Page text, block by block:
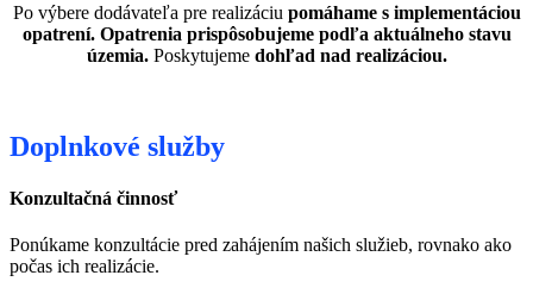
Po výbere dodávateľa pre realizáciu pomáhame s implementáciou
opatrení. Opatrenia prispôsobujeme podľa aktuálneho stavu
územia. Poskytujeme dohľad nad realizáciou.
Doplnkové služby
Konzultačná činnosť
Ponúkame konzultácie pred zahájením našich služieb, rovnako ako
počas ich realizácie.